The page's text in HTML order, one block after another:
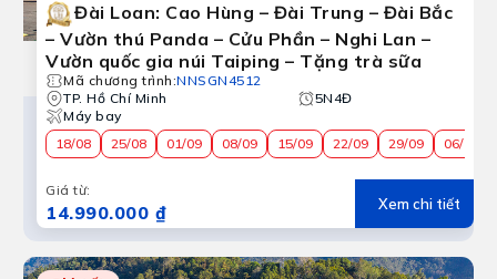
Du lịch Đài Loan Lễ 2/9
Đài Loan: Cao Hùng – Đài Trung – Đài Bắc
– Vườn thú Panda – Cửu Phần – Nghi Lan –
Vườn quốc gia núi Taiping – Tặng trà sữa
Mã chương trình:NNSGN4512
TP. Hồ Chí Minh
5N4Đ
Máy bay
18/08
25/08 01/09 08/09 15/09 22/09 29/09 06/10
Giá từ:
14.990.000 ₫ Xem chi tiết